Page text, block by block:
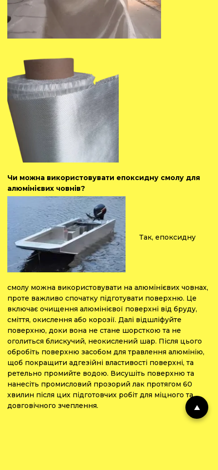
Чи можна використовувати епоксидну смолу для
алюмінієвих човнів?
Так, епоксидну
смолу можна використовувати на алюмінієвих човнах,
проте важливо спочатку підготувати поверхню. Це
включає очищення алюмінієвої поверхні від бруду,
сміття, окислення або корозії. Далі відшліфуйте
поверхню, доки вона не стане шорсткою та не
оголиться блискучий, неокислений шар. Після цього
обробіть поверхню засобом для травлення алюмінію,
щоб покращити адгезійні властивості поверхні, та
ретельно промийте водою. Висушіть поверхню та
нанесіть промисловий прозорий лак протягом 60
хвилин після цих підготовчих робіт для міцного та
довговічного зчеплення.